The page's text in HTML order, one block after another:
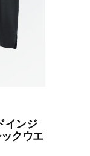
インジ
クウエ